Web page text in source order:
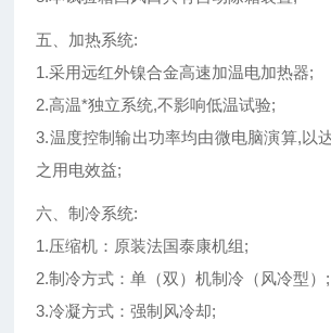
五、加热系统:
1.采用远红外镍合金高速加温电加热器;
2.高温*独立系统,不影响低温试验;
3.温度控制输出功率均由微电脑演算,以
之用电效益;
六、制冷系统:
1.压缩机：原装法国泰康机组;
2.制冷方式：单（双）机制冷（风冷型）;
3.冷凝方式：强制风冷却;